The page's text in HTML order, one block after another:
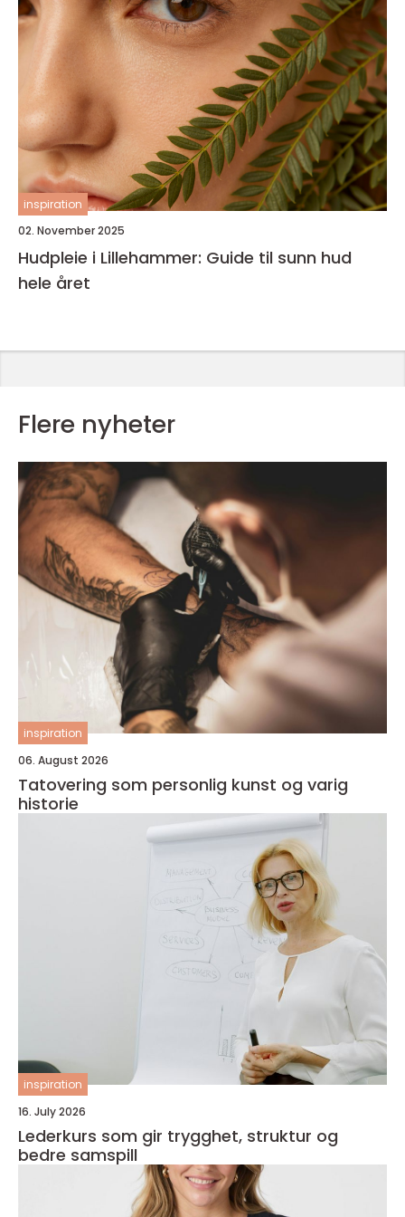
inspiration
02. November 2025
Hudpleie i Lillehammer: Guide til sunn hud
hele året
Flere nyheter
inspiration
06. August 2026
Tatovering som personlig kunst og varig
historie
inspiration
16. July 2026
Lederkurs som gir trygghet, struktur og
bedre samspill